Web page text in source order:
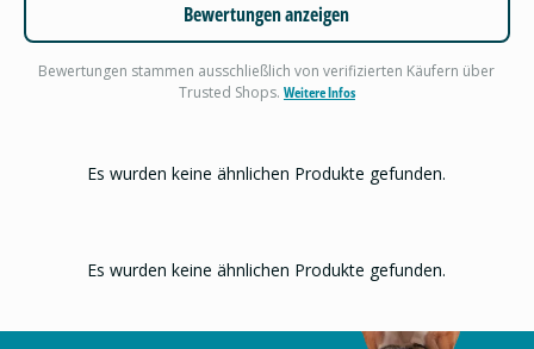
Bewertungen anzeigen
Bewertungen stammen ausschließlich von verifizierten Käufern über
Trusted Shops. Weitere Infos
Es wurden keine ähnlichen Produkte gefunden.
Es wurden keine ähnlichen Produkte gefunden.